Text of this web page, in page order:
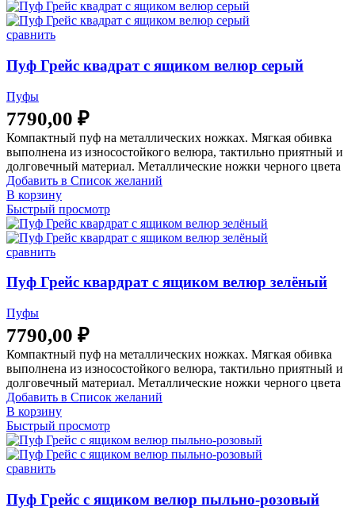
сравнить
Пуф Грейс квадрат с ящиком велюр серый
Пуфы
7790,00 ₽
Компактный пуф на металлических ножках. Мягкая обивка
выполнена из износостойкого велюра, тактильно приятный и
долговечный материал. Металлические ножки черного цвета
Добавить в Список желаний
В корзину
Быстрый просмотр
сравнить
Пуф Грейс квардрат с ящиком велюр зелёный
Пуфы
7790,00 ₽
Компактный пуф на металлических ножках. Мягкая обивка
выполнена из износостойкого велюра, тактильно приятный и
долговечный материал. Металлические ножки черного цвета
Добавить в Список желаний
В корзину
Быстрый просмотр
сравнить
Пуф Грейс с ящиком велюр пыльно-розовый